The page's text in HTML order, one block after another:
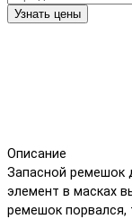
Узнать цены
Описание
Запасной ремешок
элемент в масках
ремешок порвался,